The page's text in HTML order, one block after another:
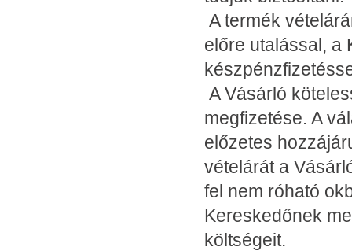
A termék
előre utalással, a
A Vásárló
megfizetése. A
előzetes
vételárát a
fel nem róható
Kereskedőnek
költségeit.